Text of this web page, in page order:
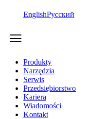
EnglishРусский
Produkty
Narzędzia
Serwis
Przedsiębiorstwo
Kariera
Wiadomości
Kontakt